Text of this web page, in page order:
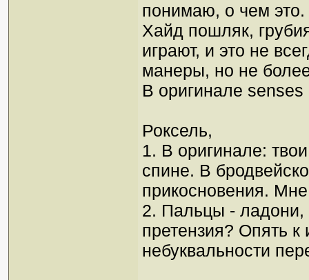
понимаю, о чем это.
Хайд пошляк,
играют, и это не
манеры, но не
В оригинале
Роксель,
1. В оригинале:
спине. В
прикосновения.
2. Пальцы - ладони,
претензия? Опять к
небуквальности